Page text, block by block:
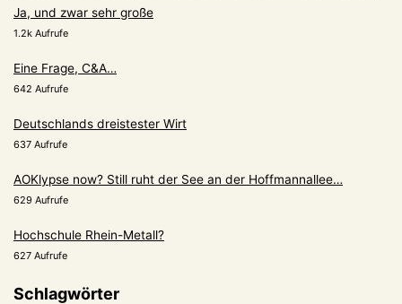
Ja, und zwar sehr große
1.2k Aufrufe
Eine Frage, C&A…
642 Aufrufe
Deutschlands dreistester Wirt
637 Aufrufe
AOKlypse now? Still ruht der See an der Hoffmannallee…
629 Aufrufe
Hochschule Rhein-Metall?
627 Aufrufe
Schlagwörter